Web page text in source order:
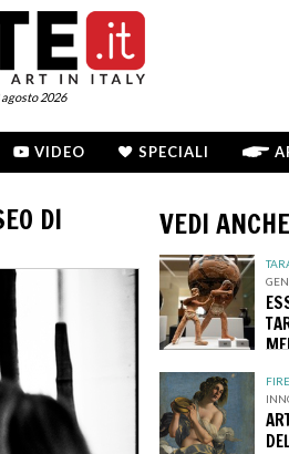
2026
VIDEO SPECIALI
DI
VEDI ANCHE